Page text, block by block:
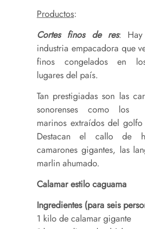
Productos:
Cortes finos de res:
industria empacadora que
finos congelados en
lugares del país.
Tan prestigiadas son las
sonorenses como los
marinos extraídos del
Destacan el callo de
camarones gigantes, las
marlin ahumado.
Calamar estilo caguama
Ingredientes (para seis
1 kilo de calamar gigante